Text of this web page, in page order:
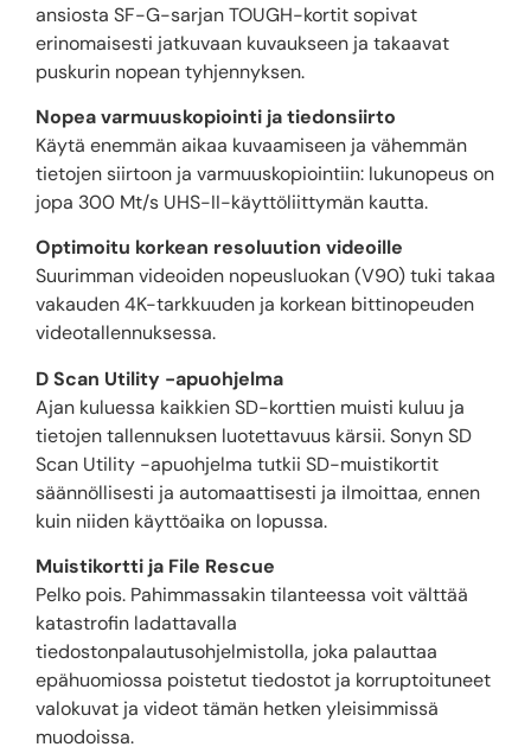
ansiosta SF-G-sarjan TOUGH-kortit sopivat
erinomaisesti jatkuvaan kuvaukseen ja takaavat
puskurin nopean tyhjennyksen.
Nopea varmuuskopiointi ja tiedonsiirto
Käytä enemmän aikaa kuvaamiseen ja vähemmän
tietojen siirtoon ja varmuuskopiointiin: lukunopeus on
jopa 300 Mt/s UHS-II-käyttöliittymän kautta.
Optimoitu korkean resoluution videoille
Suurimman videoiden nopeusluokan (V90) tuki takaa
vakauden 4K-tarkkuuden ja korkean bittinopeuden
videotallennuksessa.
D Scan Utility -apuohjelma
Ajan kuluessa kaikkien SD-korttien muisti kuluu ja
tietojen tallennuksen luotettavuus kärsii. Sonyn SD
Scan Utility -apuohjelma tutkii SD-muistikortit
säännöllisesti ja automaattisesti ja ilmoittaa, ennen
kuin niiden käyttöaika on lopussa.
Muistikortti ja File Rescue
Pelko pois. Pahimmassakin tilanteessa voit välttää
katastrofin ladattavalla
tiedostonpalautusohjelmistolla, joka palauttaa
epähuomiossa poistetut tiedostot ja korruptoituneet
valokuvat ja videot tämän hetken yleisimmissä
muodoissa.